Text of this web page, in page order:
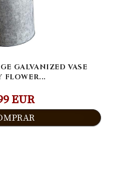
GALVANIZED VASE
FLOWER...
EUR